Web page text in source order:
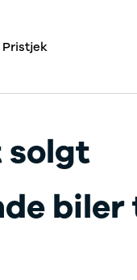
Pristjek
solgt
biler